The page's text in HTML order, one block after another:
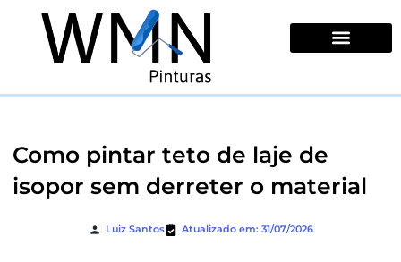
conteúdo
Como pintar teto de laje de
isopor sem derreter o material
Luiz Santos Atualizado em: 31/07/2026